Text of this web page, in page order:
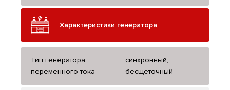
Характеристики генератора
Тип генератора
переменного тока
синхронный,
бесщеточный